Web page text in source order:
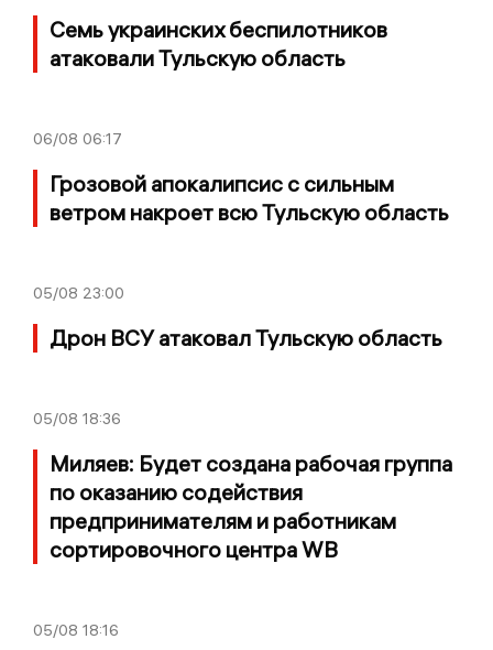
Семь украинских беспилотников
атаковали Тульскую область
06/08 06:17
Грозовой апокалипсис с сильным
ветром накроет всю Тульскую область
05/08 23:00
Дрон ВСУ атаковал Тульскую область
05/08 18:36
Миляев: Будет создана рабочая группа
по оказанию содействия
предпринимателям и работникам
сортировочного центра WB
05/08 18:16